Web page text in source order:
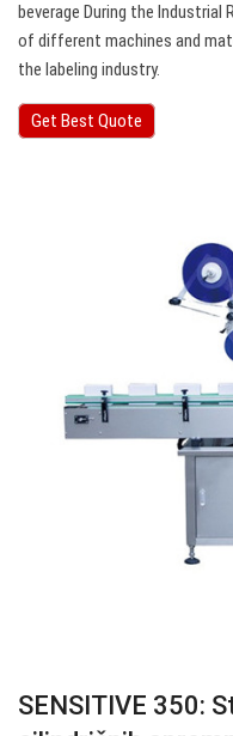
beverage During the Industrial
of different machines and
the labeling industry.
Get Best Quote
SENSITIVE 350: